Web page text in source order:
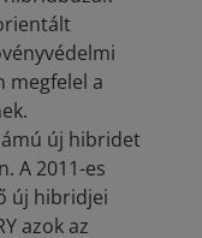
megfelel a
új hibridet
A 2011-es
új hibridjei
azok az